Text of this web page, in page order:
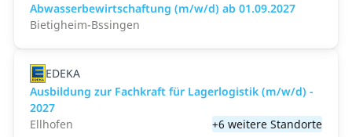
Abwasserbewirtschaftung (m/w/d) ab 01.09.2027
Bietigheim-Bssingen
EDEKA
Ausbildung zur Fachkraft für Lagerlogistik (m/w/d) -
2027
Ellhofen
+6 weitere Standorte